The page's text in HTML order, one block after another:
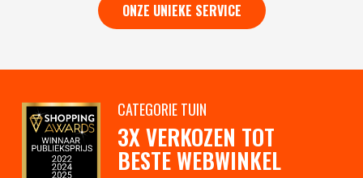
ONZE UNIEKE SERVICE
CATEGORIE TUIN
3X VERKOZEN TOT
BESTE WEBWINKEL